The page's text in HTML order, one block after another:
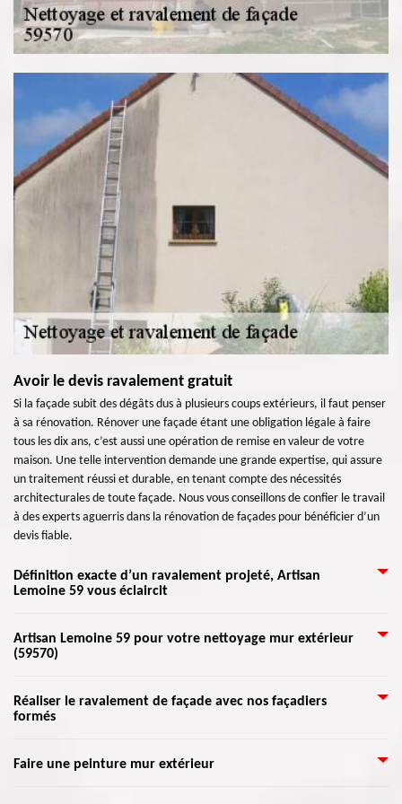
Avoir le devis ravalement gratuit
Si la façade subit des dégâts dus à plusieurs coups extérieurs, il faut penser
à sa rénovation. Rénover une façade étant une obligation légale à faire
tous les dix ans, c’est aussi une opération de remise en valeur de votre
maison. Une telle intervention demande une grande expertise, qui assure
un traitement réussi et durable, en tenant compte des nécessités
architecturales de toute façade. Nous vous conseillons de confier le travail
à des experts aguerris dans la rénovation de façades pour bénéficier d’un
devis fiable.
Définition exacte d’un ravalement projeté, Artisan
Lemoine 59 vous éclaircit
C’est en fait l’utilisation d’un enduit projeté sur une façade à peindre.
C’est une matière à appliquer avec un appareil spécifique. Elle va être
murs, façades et plafond à envelopper de peinture avant enduit. Avec un
ravalement projeté, les artisans façadiers ne se lasseront pas si
béton, bois, etc.
Artisan Lemoine 59 pour votre nettoyage mur extérieur
(59570)
Une raison d'envisager le nettoyage de façade est de maintenir le bon état
de votre maison. Notamment dans les surfaces de maçonnerie, la saleté
un extérieur propre, l’entretien et la réparation sont plus faciles à trouver
et à résoudre avant de devenir plus coûteux et plus difficiles. Nous
Réaliser le ravalement de façade avec nos façadiers
formés
Grâce à l’aide de nos artisans qualifiés dans ce domaine, nous pouvons
Faire une peinture mur extérieur